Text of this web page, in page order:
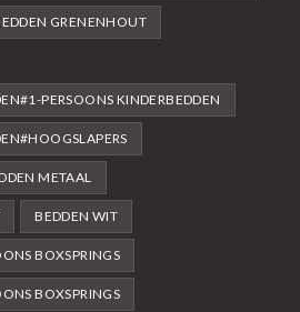
GRENENHOUT
PERSOONS KINDERBEDDEN
METAAL
BEDDEN WIT
BOXSPRINGS
BOXSPRINGS